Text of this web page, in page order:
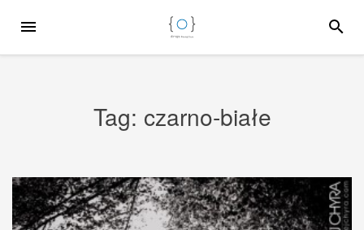
MENU
Tag: czarno-białe